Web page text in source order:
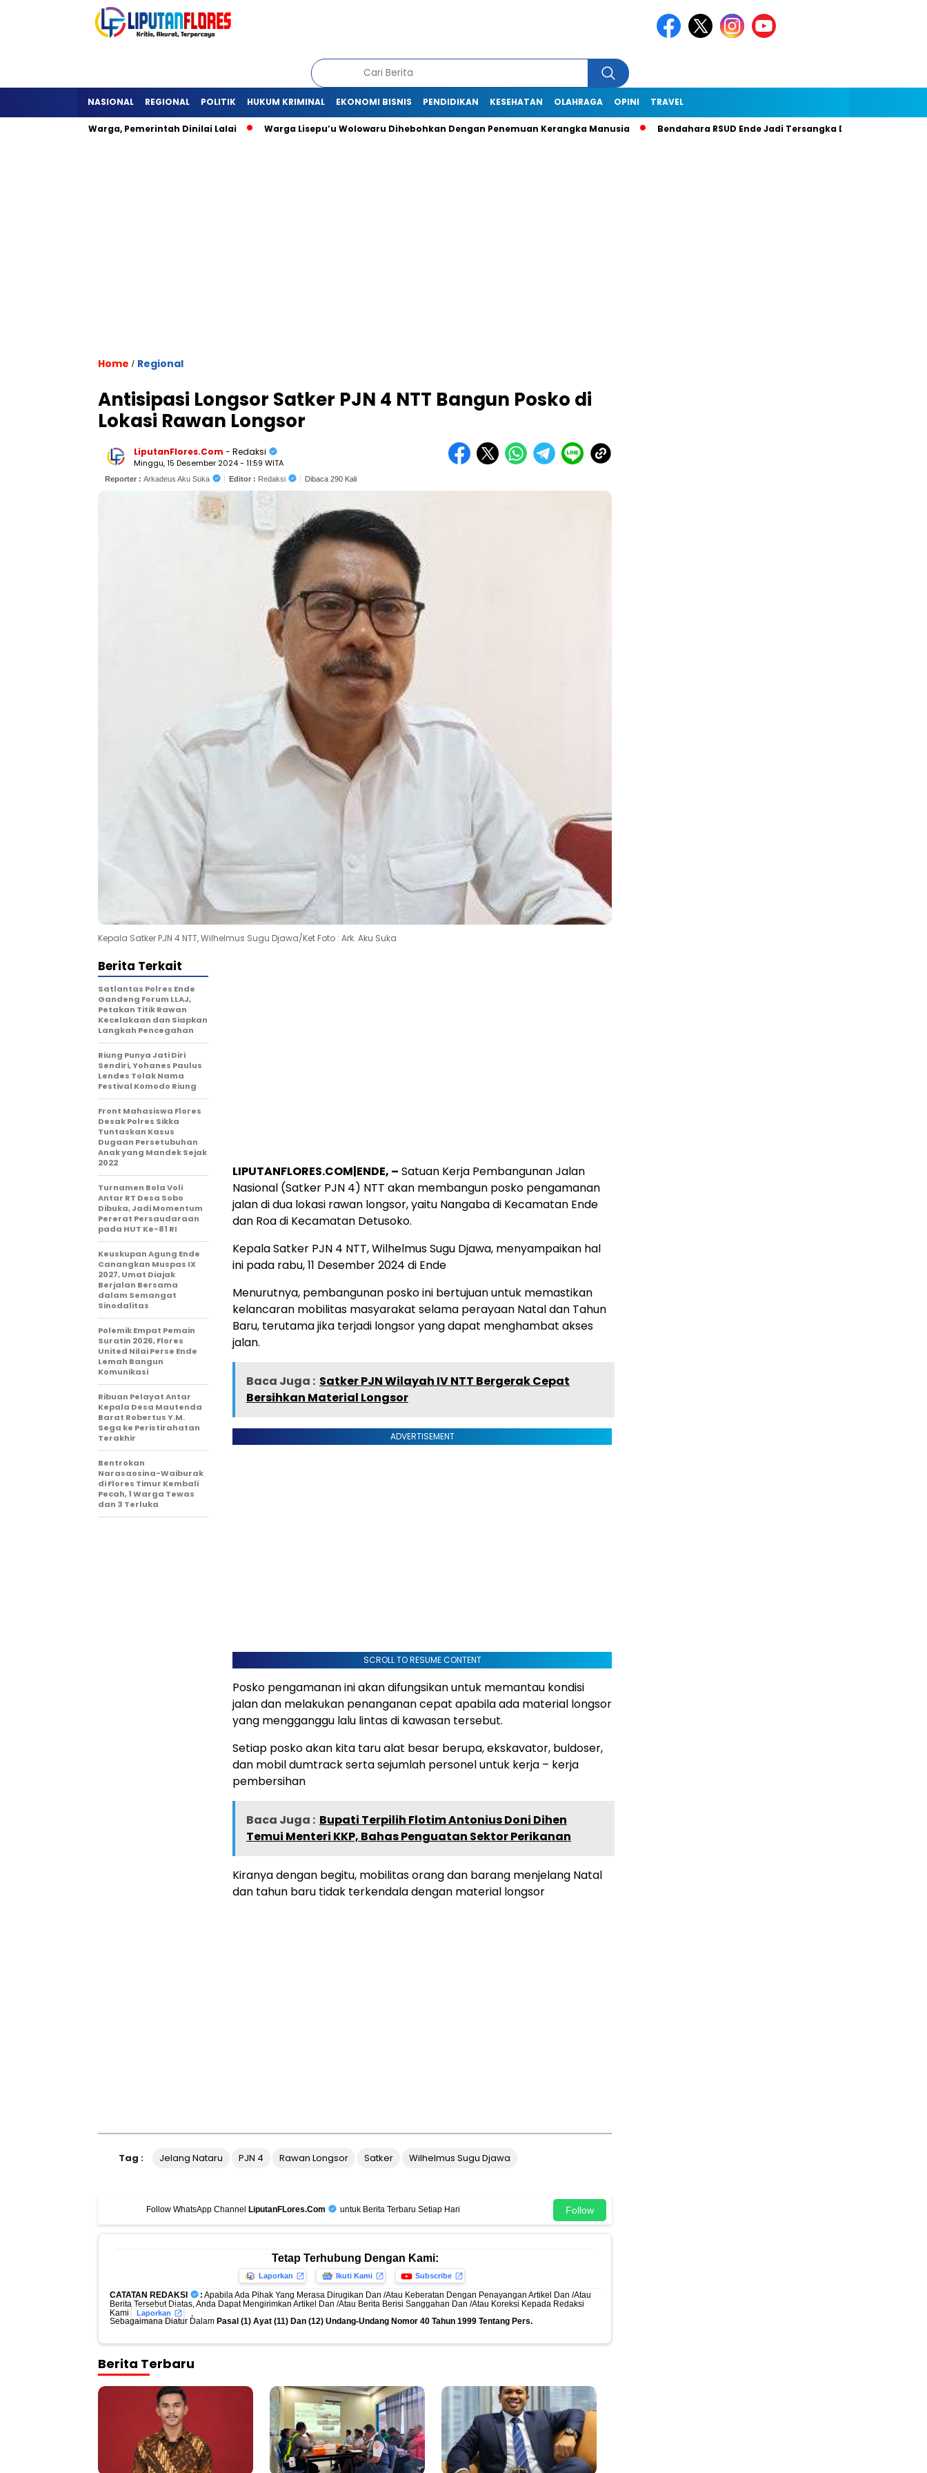
NASIONAL REGIONAL POLITIK HUKUM KRIMINAL EKONOMI BISNIS PENDIDIKAN KESEHATAN OLAHRAGA OPINI TRAVEL
Hambat Warga, Pemerintah Dinilai Lalai Warga Lisepu’u Wolowaru Dihebohkan Dengan Penemuan Kerangka Manusia Bendahara RSUD Ende Jadi Tersangka Dugaan Korupsi Rp1,9
Home / Regional
Antisipasi Longsor Satker PJN 4 NTT Bangun Posko di
Lokasi Rawan Longsor
LiputanFlores.Com - Redaksi
Minggu, 15 Desember 2024 - 11:59 WITA
Reporter : Arkadeus Aku Suka Editor : Redaksi Dibaca 290 Kali
Kepala Satker PJN 4 NTT, Wilhelmus Sugu Djawa/Ket Foto : Ark. Aku Suka
LIPUTANFLORES.COM|ENDE, – Satuan Kerja Pembangunan Jalan
Nasional (Satker PJN 4) NTT akan membangun posko pengamanan
jalan di dua lokasi rawan longsor, yaitu Nangaba di Kecamatan Ende
dan Roa di Kecamatan Detusoko.
Kepala Satker PJN 4 NTT, Wilhelmus Sugu Djawa, menyampaikan hal
ini pada rabu, 11 Desember 2024 di Ende
Menurutnya, pembangunan posko ini bertujuan untuk memastikan
kelancaran mobilitas masyarakat selama perayaan Natal dan Tahun
Baru, terutama jika terjadi longsor yang dapat menghambat akses
jalan.
Baca Juga : Satker PJN Wilayah IV NTT Bergerak Cepat
Bersihkan Material Longsor
ADVERTISEMENT
SCROLL TO RESUME CONTENT
Posko pengamanan ini akan difungsikan untuk memantau kondisi
jalan dan melakukan penanganan cepat apabila ada material longsor
yang mengganggu lalu lintas di kawasan tersebut.
Setiap posko akan kita taru alat besar berupa, ekskavator, buldoser,
dan mobil dumtrack serta sejumlah personel untuk kerja – kerja
pembersihan
Baca Juga : Bupati Terpilih Flotim Antonius Doni Dihen
Temui Menteri KKP, Bahas Penguatan Sektor Perikanan
Kiranya dengan begitu, mobilitas orang dan barang menjelang Natal
dan tahun baru tidak terkendala dengan material longsor
Berita Terkait
Satlantas Polres Ende
Gandeng Forum LLAJ,
Petakan Titik Rawan
Kecelakaan dan Siapkan
Langkah Pencegahan
Riung Punya Jati Diri
Sendiri, Yohanes Paulus
Lendes Tolak Nama
Festival Komodo Riung
Front Mahasiswa Flores
Desak Polres Sikka
Tuntaskan Kasus
Dugaan Persetubuhan
Anak yang Mandek Sejak
2022
Turnamen Bola Voli
Antar RT Desa Sobo
Dibuka, Jadi Momentum
Pererat Persaudaraan
pada HUT Ke-81 RI
Keuskupan Agung Ende
Canangkan Muspas IX
2027, Umat Diajak
Berjalan Bersama
dalam Semangat
Sinodalitas
Polemik Empat Pemain
Suratin 2026, Flores
United Nilai Perse Ende
Lemah Bangun
Komunikasi
Ribuan Pelayat Antar
Kepala Desa Mautenda
Barat Robertus Y.M.
Sega ke Peristirahatan
Terakhir
Bentrokan
Narasaosina-Waiburak
di Flores Timur Kembali
Pecah, 1 Warga Tewas
dan 3 Terluka
Tag : Jelang Nataru PJN 4 Rawan Longsor Satker Wilhelmus Sugu Djawa
Follow WhatsApp Channel LiputanFLores.Com untuk Berita Terbaru Setiap Hari Follow
Tetap Terhubung Dengan Kami:
Laporkan Ikuti Kami Subscribe
CATATAN REDAKSI : Apabila Ada Pihak Yang Merasa Dirugikan Dan /Atau Keberatan Dengan Penayangan Artikel Dan /Atau
Berita Tersebut Diatas, Anda Dapat Mengirimkan Artikel Dan /Atau Berita Berisi Sanggahan Dan /Atau Koreksi Kepada Redaksi
Kami
Laporkan
Sebagaimana Diatur Dalam Pasal (1) Ayat (11) Dan (12) Undang-Undang Nomor 40 Tahun 1999 Tentang Pers.
Berita Terbaru